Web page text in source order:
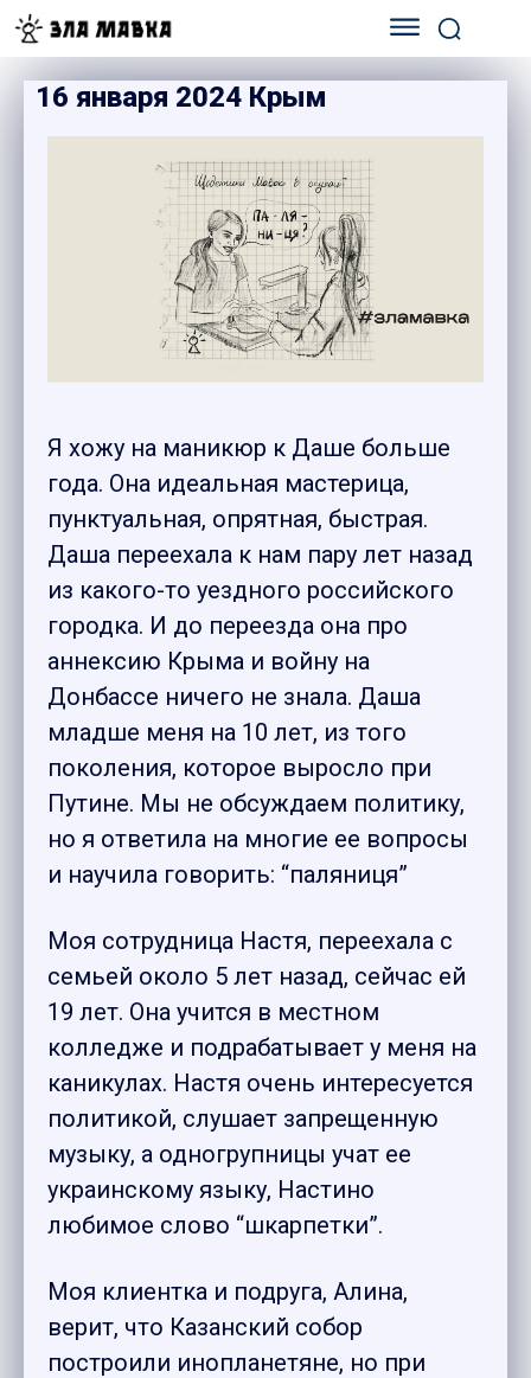
16 января 2024 Крым
Я хожу на маникюр к Даше больше
года. Она идеальная мастерица,
пунктуальная, опрятная, быстрая.
Даша переехала к нам пару лет назад
из какого-то уездного российского
городка. И до переезда она про
аннексию Крыма и войну на
Донбассе ничего не знала. Даша
младше меня на 10 лет, из того
поколения, которое выросло при
Путине. Мы не обсуждаем политику,
но я ответила на многие ее вопросы
и научила говорить: “паляниця”
Моя сотрудница Настя, переехала с
семьей около 5 лет назад, сейчас ей
19 лет. Она учится в местном
колледже и подрабатывает у меня на
каникулах. Настя очень интересуется
политикой, слушает запрещенную
музыку, а одногрупницы учат ее
украинскому языку, Настино
любимое слово “шкарпетки”.
Моя клиентка и подруга, Алина,
верит, что Казанский собор
построили инопланетяне, но при